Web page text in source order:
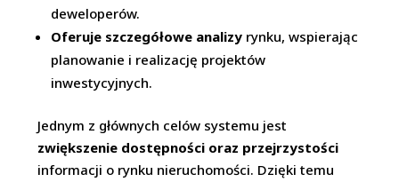
deweloperów.
Oferuje szczegółowe analizy rynku, wspierając
planowanie i realizację projektów
inwestycyjnych.
Jednym z głównych celów systemu jest
zwiększenie dostępności oraz przejrzystości
informacji o rynku nieruchomości. Dzięki temu